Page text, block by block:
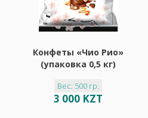
Конфеты «Чио Рио»
(упаковка 0,5 кг)
Вес: 500 гр.
3 000 KZT